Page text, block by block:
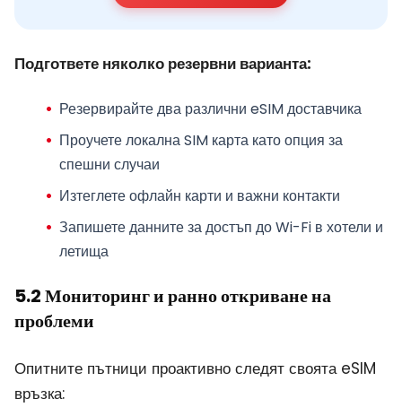
Подгответе няколко резервни варианта:
Резервирайте два различни eSIM доставчика
Проучете локална SIM карта като опция за
спешни случаи
Изтеглете офлайн карти и важни контакти
Запишете данните за достъп до Wi-Fi в хотели и
летища
5.2 Мониторинг и ранно откриване на
проблеми
Опитните пътници проактивно следят своята eSIM
връзка: